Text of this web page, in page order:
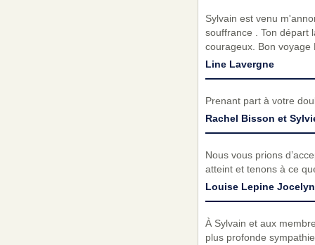
Sylvain est venu
souffrance . Ton départ
courageux. Bon voyage
Line Lavergne
Prenant part à votre
Rachel Bisson et
Nous vous prions
atteint et tenons à ce
Louise Lepine
À Sylvain et aux
plus profonde